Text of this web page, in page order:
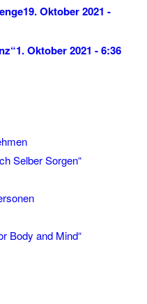
19. Oktober 2021 -
1. Oktober 2021 - 6:36
Selber Sorgen“
Body and Mind“